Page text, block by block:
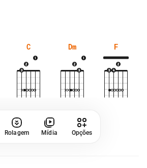
C Dm F
Rolagem Mídia Opções